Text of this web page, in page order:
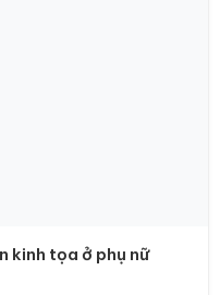
kinh tọa ở phụ nữ